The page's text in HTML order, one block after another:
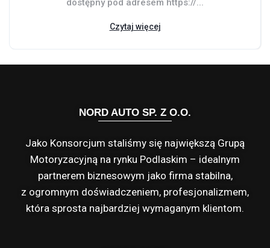
Czytaj więcej
NORD AUTO SP. Z O.O.
Jako Konsorcjum staliśmy się największą Grupą
Motoryzacyjną na rynku Podlaskim – idealnym
partnerem biznesowym jako firma stabilna,
z ogromnym doświadczeniem, profesjonalizmem,
która sprosta najbardziej wymaganym klientom.